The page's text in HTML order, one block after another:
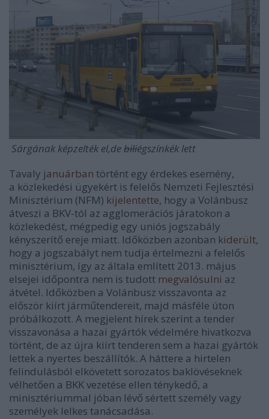
Sárgának képzelték el,debiliégszínkék lett
Tavaly januárban történt egy érdekes esemény,
a közlekedési ügyekért is felelős Nemzeti Fejlesztési
Minisztérium (NFM) kijelentette, hogy a Volánbusz
átveszi a BKV-tól az agglomerációs járatokon a
közlekedést, mégpedig egy uniós jogszabály
kényszerítő ereje miatt. Időközben azonban kiderült,
hogy a jogszabályt nem tudja értelmezni a felelős
minisztérium, így az általa említett 2013. május
elsejei időpontra nem is tudott megvalósulni az
átvétel. Időközben a Volánbusz visszavonta az
először kiírt járműtendereit, majd másféle úton
próbálkozott. A megjelent hírek szerint a tender
visszavonása a hazai gyártók védelmére hivatkozva
történt, de az újra kiírt tenderen sem a hazai gyártók
lettek a nyertes beszállítók. A háttere a hirtelen
felindulásból elkövetett sorozatos baklövéseknek
vélhetően a BKK vezetése ellen ténykedő, a
minisztériummal jóban lévő sértett személy vagy
személyek lelkes tanácsadása.